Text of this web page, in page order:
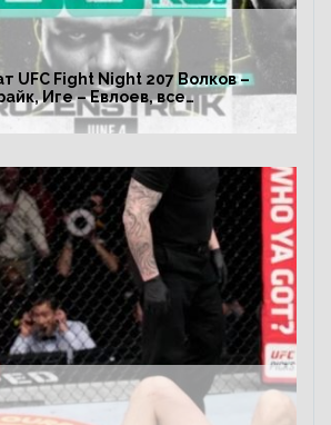
UFC Fight Night 207 Волков –
Иге – Евлоев, все
турнира ЮФС ФН 207